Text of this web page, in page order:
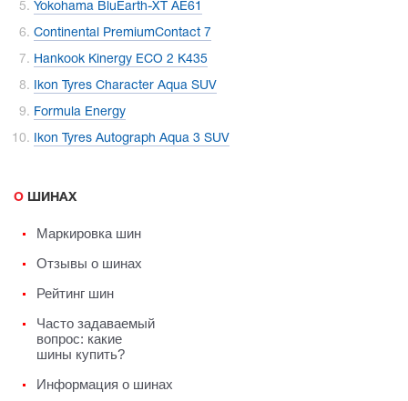
Yokohama BluEarth-XT AE61
Continental PremiumContact 7
Hankook Kinergy ECO 2 K435
Ikon Tyres Character Aqua SUV
Formula Energy
Ikon Tyres Autograph Aqua 3 SUV
О ШИНАХ
Маркировка шин
Отзывы о шинах
Рейтинг шин
Часто задаваемый
вопрос: какие
шины купить?
Информация о шинах